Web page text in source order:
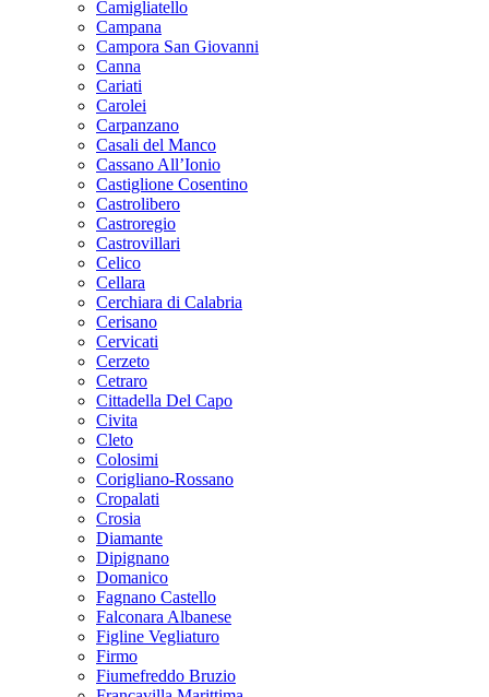
Camigliatello
Campana
Campora San Giovanni
Canna
Cariati
Carolei
Carpanzano
Casali del Manco
Cassano All’Ionio
Castiglione Cosentino
Castrolibero
Castroregio
Castrovillari
Celico
Cellara
Cerchiara di Calabria
Cerisano
Cervicati
Cerzeto
Cetraro
Cittadella Del Capo
Civita
Cleto
Colosimi
Corigliano-Rossano
Cropalati
Crosia
Diamante
Dipignano
Domanico
Fagnano Castello
Falconara Albanese
Figline Vegliaturo
Firmo
Fiumefreddo Bruzio